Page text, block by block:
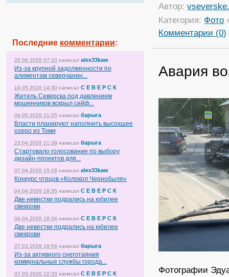
Последние комментарии:
20.06.2026 07:33 написал alex33kaw
Из-за крупной задолженности по
алиментам северчанин...
19.05.2026 14:30 написал С Е В Е Р С К
Житель Северска под давлением
мошенников вскрыл сейф...
04.05.2026 21:25 написал барыга
Власти планируют наполнить высохшее
озеро из Томи
23.04.2026 21:39 написал барыга
Стартовало голосование по выбору
дизайн-проектов для...
07.04.2026 15:18 написал alex33kaw
Конкурс чтецов «Колокол Чернобыля»
04.04.2026 18:35 написал С Е В Е Р С К
Две невестки подрались на юбилее
свекрови
04.04.2026 18:34 написал С Е В Е Р С К
Две невестки подрались на юбилее
свекрови
27.03.2026 19:54 написал барыга
Из-за активного снеготаяния
коммунальные службы города...
07.03.2026 22:33 написал С Е В Е Р С К
Автор:
Категория: Фото
Комментарии (0)
Авария
Фотографии